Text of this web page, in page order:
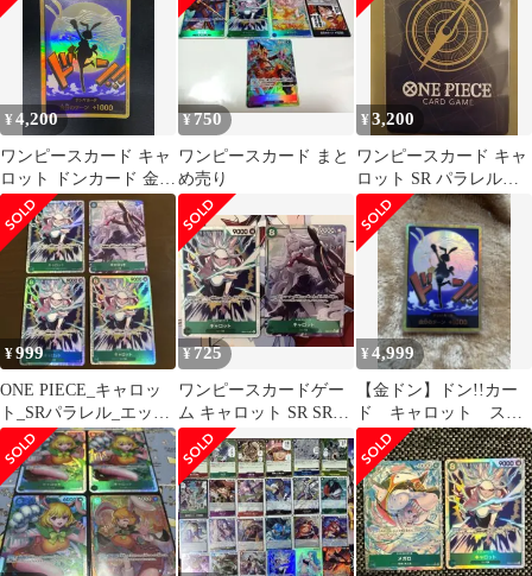
「ONE PIECE CARD
THE BEST vol.2」)パラ
¥4,200
ワンピースカード キャ
ロット ドンカード 金
スーパーパラレル
¥750
ワンピースカード まと
め売り
¥3,200
ワンピースカード キャ
ロット SR パラレルお
まけ付き
¥999
ONE PIECE_キャロッ
ト_SRパラレル_エッグ
ヘッドクライシス
¥725
ワンピースカードゲー
ム キャロット SR SRパ
ラレル2枚セットeb04
¥4,999
【金ドン】ドン!!カー
ド キャロット スー
パーパラレル ドンカ
ード